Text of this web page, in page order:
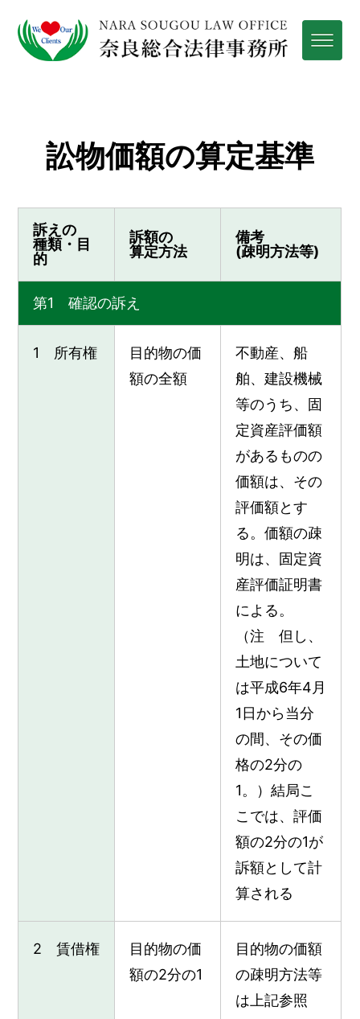
訟物価額の算定基準
訴えの
種類・目
的
訴額の
算定方法
備考
(疎明方法等)
第1 確認の訴え
1 所有権
目的物の価
額の全額
不動産、船
舶、建設機械
等のうち、固
定資産評価額
があるものの
価額は、その
評価額とす
る。価額の疎
明は、固定資
産評価証明書
による。
（注 但し、
土地について
は平成6年4月
1日から当分
の間、その価
格の2分の
1。）結局こ
こでは、評価
額の2分の1が
訴額として計
算される
2 賃借権
目的物の価
額の2分の1
目的物の価額
の疎明方法等
は上記参照